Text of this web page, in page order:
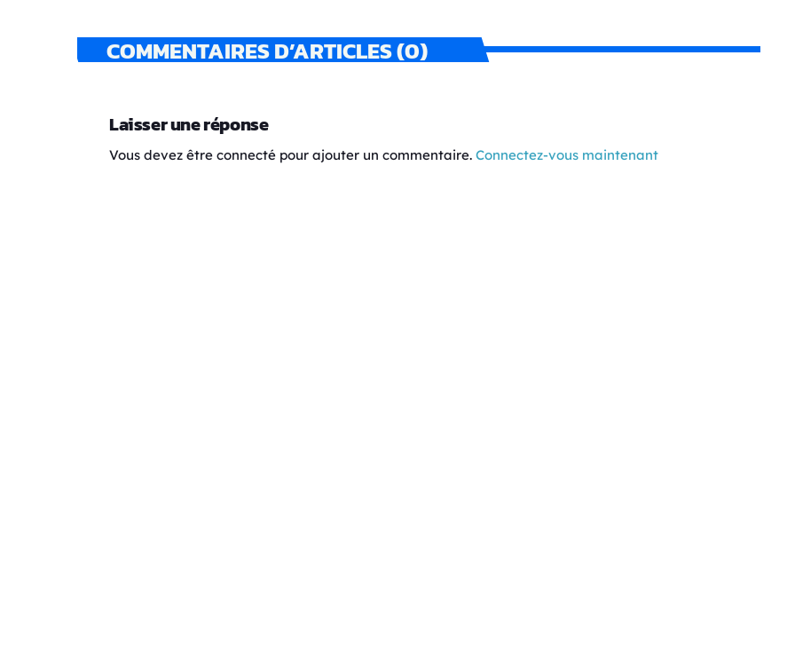
COMMENTAIRES D’ARTICLES (0)
Laisser une réponse
Vous devez être connecté pour ajouter un commentaire. Connectez-vous maintenant